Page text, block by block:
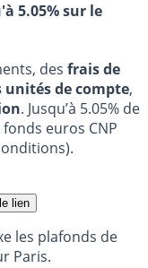
5.05% sur le
des frais de
unités de compte,
. Jusqu’à 5.05% de
euros CNP
lien
les plafonds de
Paris.